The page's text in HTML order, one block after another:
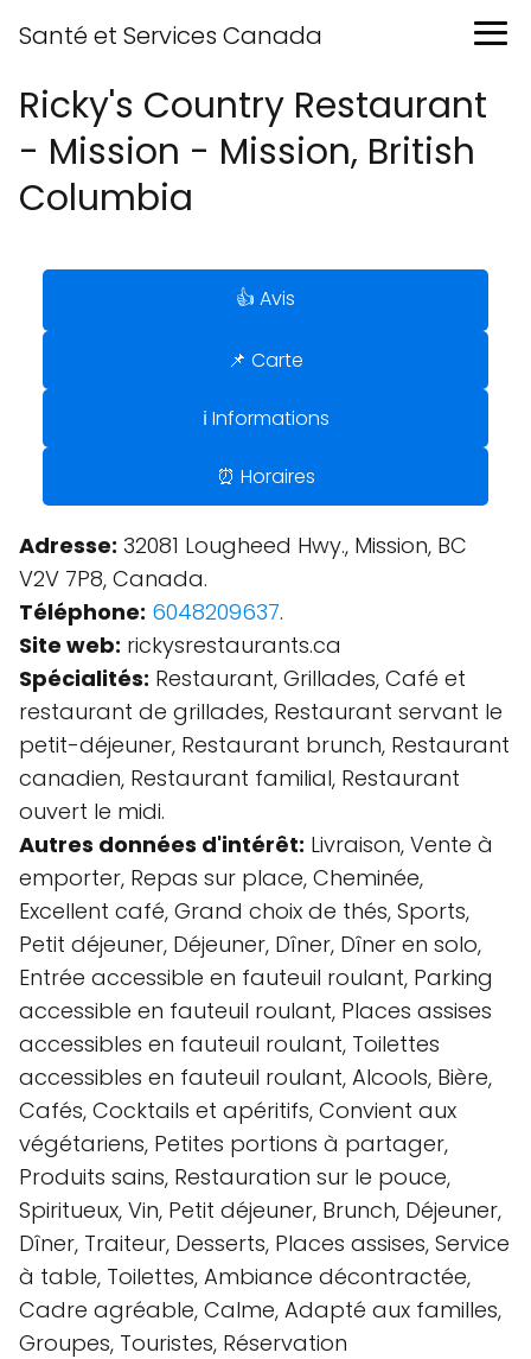
Santé et Services Canada
Ricky's Country Restaurant
- Mission - Mission, British
Columbia
👍 Avis
📌 Carte
ℹ️ Informations
⏰ Horaires
Adresse: 32081 Lougheed Hwy., Mission, BC
V2V 7P8, Canada.
Téléphone: 6048209637.
Site web: rickysrestaurants.ca
Spécialités: Restaurant, Grillades, Café et
restaurant de grillades, Restaurant servant le
petit-déjeuner, Restaurant brunch, Restaurant
canadien, Restaurant familial, Restaurant
ouvert le midi.
Autres données d'intérêt: Livraison, Vente à
emporter, Repas sur place, Cheminée,
Excellent café, Grand choix de thés, Sports,
Petit déjeuner, Déjeuner, Dîner, Dîner en solo,
Entrée accessible en fauteuil roulant, Parking
accessible en fauteuil roulant, Places assises
accessibles en fauteuil roulant, Toilettes
accessibles en fauteuil roulant, Alcools, Bière,
Cafés, Cocktails et apéritifs, Convient aux
végétariens, Petites portions à partager,
Produits sains, Restauration sur le pouce,
Spiritueux, Vin, Petit déjeuner, Brunch, Déjeuner,
Dîner, Traiteur, Desserts, Places assises, Service
à table, Toilettes, Ambiance décontractée,
Cadre agréable, Calme, Adapté aux familles,
Groupes, Touristes, Réservation